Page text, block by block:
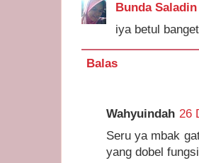
Bunda Saladin
iya betul
Balas
Wahyuindah 26
Seru ya mbak
yang dobel